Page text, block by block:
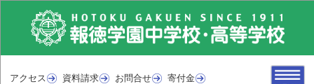
アクセス 資料請求 お問合せ 寄付金